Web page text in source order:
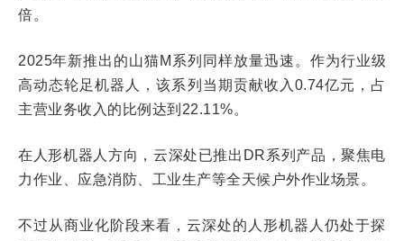
倍。
2025年新推出的山猫M系列同样放量迅速。作为行业级
高动态轮足机器人，该系列当期贡献收入0.74亿元，占
主营业务收入的比例达到22.11%。
在人形机器人方向，云深处已推出DR系列产品，聚焦电
力作业、应急消防、工业生产等全天候户外作业场景。
不过从商业化阶段来看，云深处的人形机器人仍处于探